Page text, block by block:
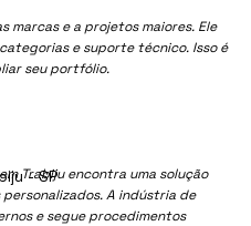
marcas e a projetos maiores. Ele
e suporte técnico. Isso é
seu portfólio.
Trabiju encontra uma solução
A indústria de
e segue procedimentos
- SP